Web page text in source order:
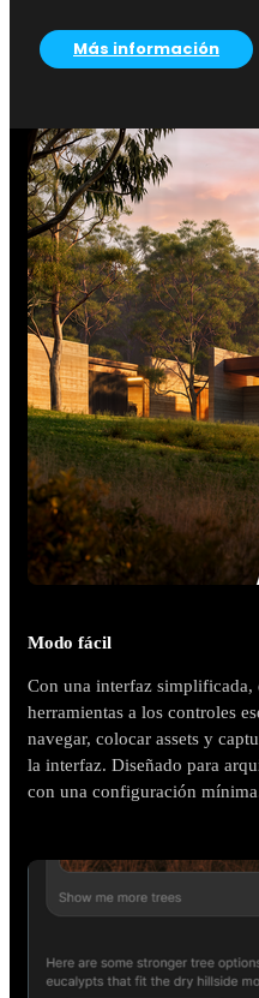
Más información
Modo fácil
Con una interfaz
herramientas a los controles
navegar, colocar assets y
la interfaz. Diseñado para
con una configuración